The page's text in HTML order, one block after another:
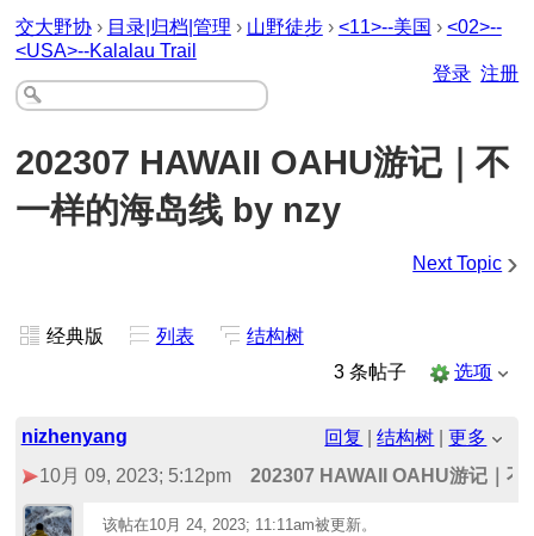
交大野协 › 目录|归档|管理 › 山野徒步 › <11>--美国 › <02>--
<USA>--Kalalau Trail
登录 注册
202307 HAWAII OAHU游记｜不
一样的海岛线 by nzy
Next Topic ›
经典版 列表
结构树
3 条帖子
选项
nizhenyang 回复 |结构树 |更多
10月 09, 2023; 5:12pm
202307 HAWAII OAHU游记｜
该帖在10月 24, 2023; 11:11am被更新。